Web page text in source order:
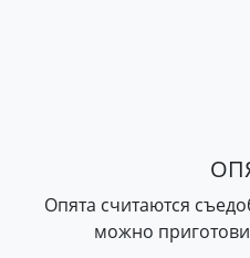
Опята считаются
можно